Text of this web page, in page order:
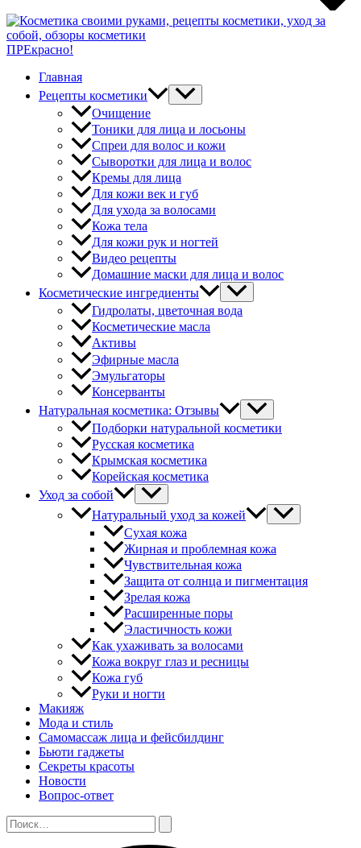
ПРЕкрасно!
Главная
Рецепты косметики
Очищение
Тоники для лица и лосьоны
Спреи для волос и кожи
Сыворотки для лица и волос
Кремы для лица
Для кожи век и губ
Для ухода за волосами
Кожа тела
Для кожи рук и ногтей
Видео рецепты
Домашние маски для лица и волос
Косметические ингредиенты
Гидролаты, цветочная вода
Косметические масла
Активы
Эфирные масла
Эмульгаторы
Консерванты
Натуральная косметика: Отзывы
Подборки натуральной косметики
Русская косметика
Крымская косметика
Корейская косметика
Уход за собой
Натуральный уход за кожей
Сухая кожа
Жирная и проблемная кожа
Чувствительная кожа
Защита от солнца и пигментация
Зрелая кожа
Расширенные поры
Эластичность кожи
Как ухаживать за волосами
Кожа вокруг глаз и ресницы
Кожа губ
Руки и ногти
Макияж
Мода и стиль
Самомассаж лица и фейсбилдинг
Бьюти гаджеты
Секреты красоты
Новости
Вопрос-ответ
Поиск: